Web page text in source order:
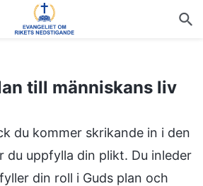
liv
till människans liv
du kommer skrikande in i den
du uppfylla din plikt. Du inleder
din roll i Guds plan och